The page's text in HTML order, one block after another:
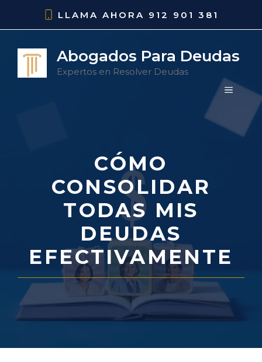
LLAMA AHORA 912 901 381
Abogados Para Deudas
Expertos en Resolver Deudas
MENÚ
CÓMO
CONSOLIDAR
TODAS MIS
DEUDAS
EFECTIVAMENTE